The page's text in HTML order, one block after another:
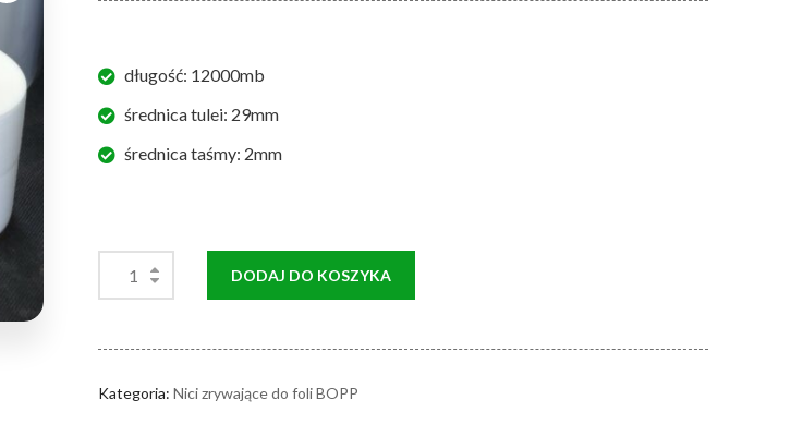
długość: 12000mb
średnica tulei: 29mm
średnica taśmy: 2mm
DODAJ DO KOSZYKA
Kategoria: Nici zrywające do foli BOPP